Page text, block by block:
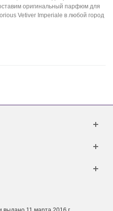
оригинальный парфюм для
Vetiver Imperiale в любой город